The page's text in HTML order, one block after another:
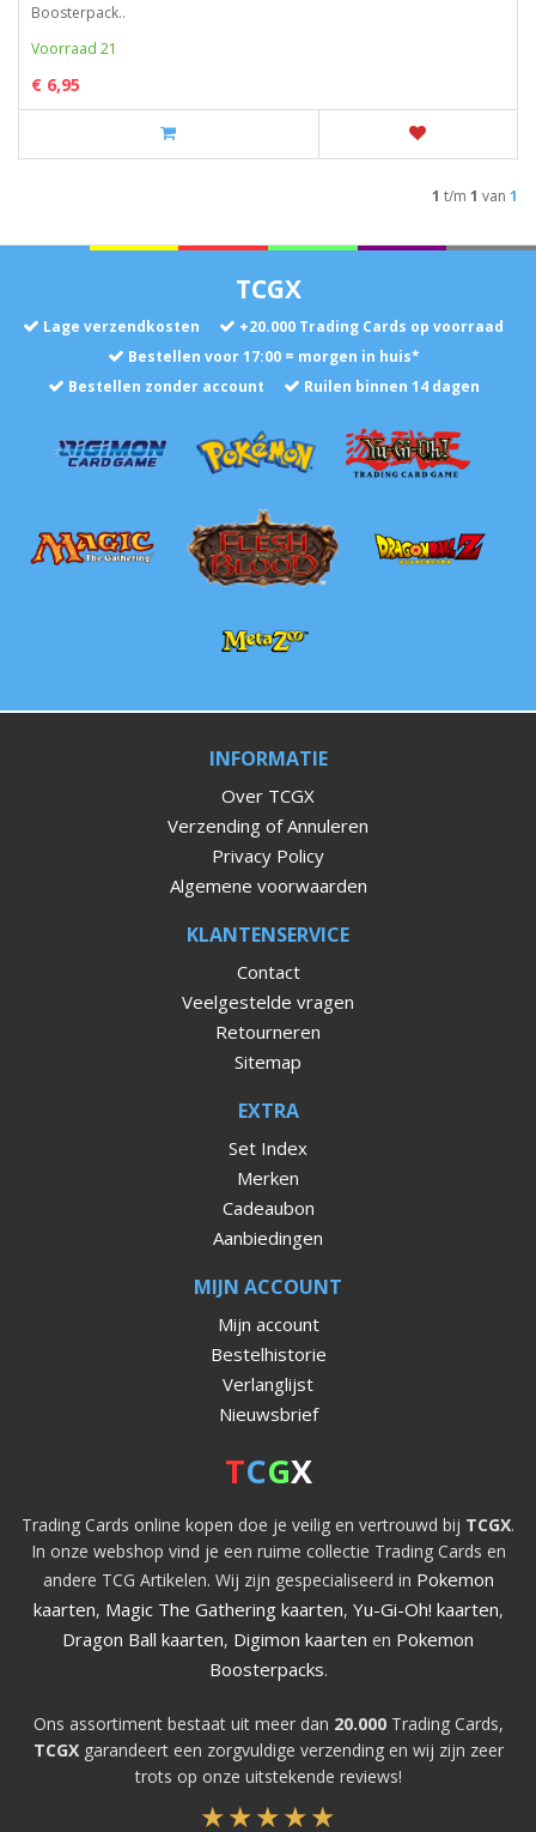
Boosterpack..
Voorraad 21
€ 6,95
1 t/m 1 van 1
TCGX
Lage verzendkosten +20.000 Trading Cards op voorraad
Bestellen voor 17:00 = morgen in huis*
Bestellen zonder account
Ruilen binnen 14 dagen
INFORMATIE
Over TCGX
Verzending of Annuleren
Privacy Policy
Algemene voorwaarden
KLANTENSERVICE
Contact
Veelgestelde vragen
Retourneren
Sitemap
EXTRA
Set Index
Merken
Cadeaubon
Aanbiedingen
MIJN ACCOUNT
Mijn account
Bestelhistorie
Verlanglijst
Nieuwsbrief
TCGX
Trading Cards online kopen doe je veilig en vertrouwd bij TCGX.
In onze webshop vind je een ruime collectie Trading Cards en
andere TCG Artikelen. Wij zijn gespecialiseerd in Pokemon
kaarten, Magic The Gathering kaarten, Yu-Gi-Oh! kaarten,
Dragon Ball kaarten, Digimon kaarten en Pokemon
Boosterpacks.
Ons assortiment bestaat uit meer dan 20.000Trading Cards,
TCGXgarandeert een zorgvuldige verzending en wij zijn zeer
trots op onze uitstekende reviews!